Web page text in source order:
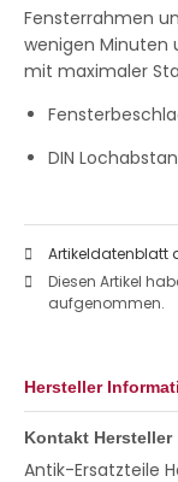
Fensterrahmen
wenigen Minuten
mit maximaler
DIN
Artikeldatenblatt
Diesen Artikel
aufgenommen.
Hersteller
Kontakt Hersteller
Antik-Ersatzteile